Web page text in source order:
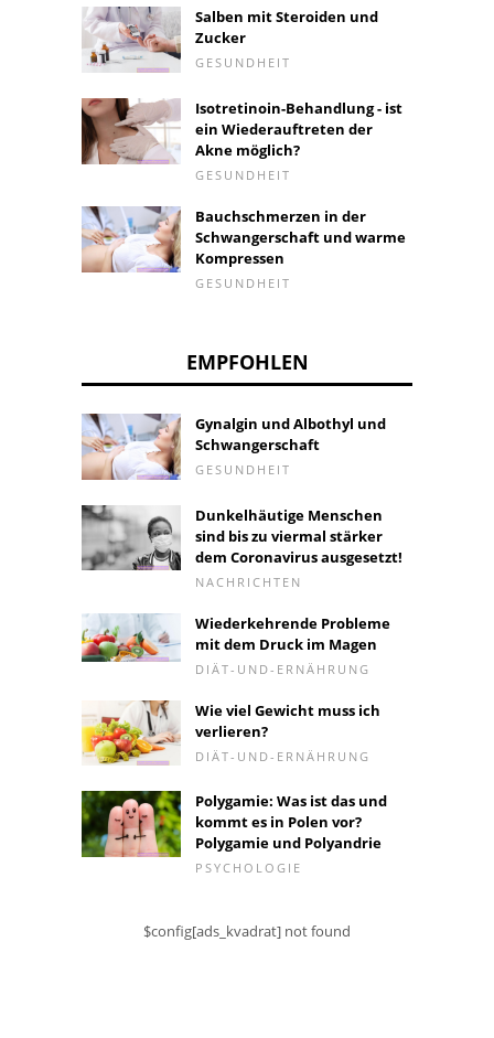
Salben mit Steroiden und
Zucker
GESUNDHEIT
Isotretinoin-Behandlung - ist
ein Wiederauftreten der
Akne möglich?
GESUNDHEIT
Bauchschmerzen in der
Schwangerschaft und warme
Kompressen
GESUNDHEIT
EMPFOHLEN
Gynalgin und Albothyl und
Schwangerschaft
GESUNDHEIT
Dunkelhäutige Menschen
sind bis zu viermal stärker
dem Coronavirus ausgesetzt!
NACHRICHTEN
Wiederkehrende Probleme
mit dem Druck im Magen
DIÄT-UND-ERNÄHRUNG
Wie viel Gewicht muss ich
verlieren?
DIÄT-UND-ERNÄHRUNG
Polygamie: Was ist das und
kommt es in Polen vor?
Polygamie und Polyandrie
PSYCHOLOGIE
$config[ads_kvadrat] not found